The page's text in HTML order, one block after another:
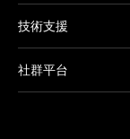
技術支援
社群平台